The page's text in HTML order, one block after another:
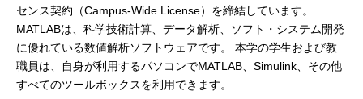
センス契約（Campus-Wide License）を締結しています。
MATLABは、科学技術計算、データ解析、ソフト・システム開発
に優れている数値解析ソフトウェアです。 本学の学生および教
職員は、自身が利用するパソコンでMATLAB、Simulink、その他
すべてのツールボックスを利用できます。